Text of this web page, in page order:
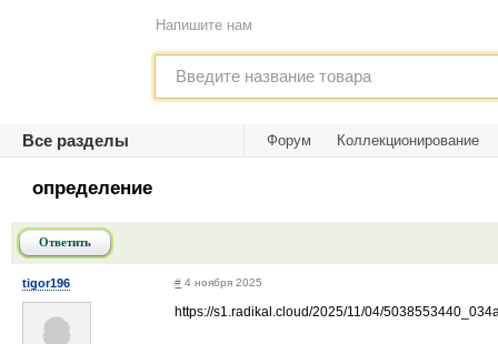
Напишите нам
Все разделы Форум Коллекционирование
определение
Ответить
tigor196 # 4 ноября 2025
https://s1.radikal.cloud/2025/11/04/